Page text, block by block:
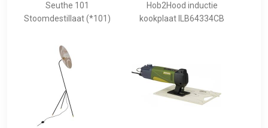
Seuthe 101
Stoomdestillaat (*101)
Hob2Hood inductie
kookplaat ILB64334CB